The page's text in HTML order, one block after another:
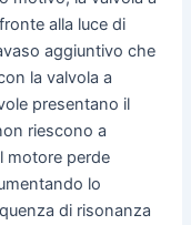
alla luce di
aggiuntivo che
la valvola a
presentano il
riescono a
motore perde
lo
di risonanza